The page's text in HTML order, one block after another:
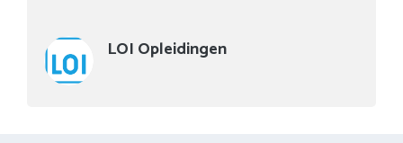
LOI Opleidingen